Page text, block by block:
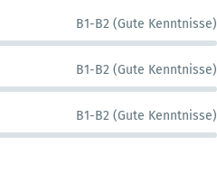
B1-B2 (Gute Kenntnisse)
B1-B2 (Gute Kenntnisse)
B1-B2 (Gute Kenntnisse)